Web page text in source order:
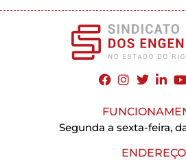
Segunda a sexta-feira,
ENDEREÇO